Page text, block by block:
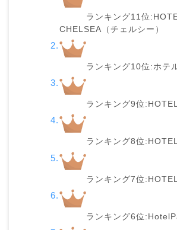
ランキング11位
CHELSEA（チェルシー）
ランキング10位:ホテ
ランキング9位
ランキング8位
ランキング7位
ランキング6位